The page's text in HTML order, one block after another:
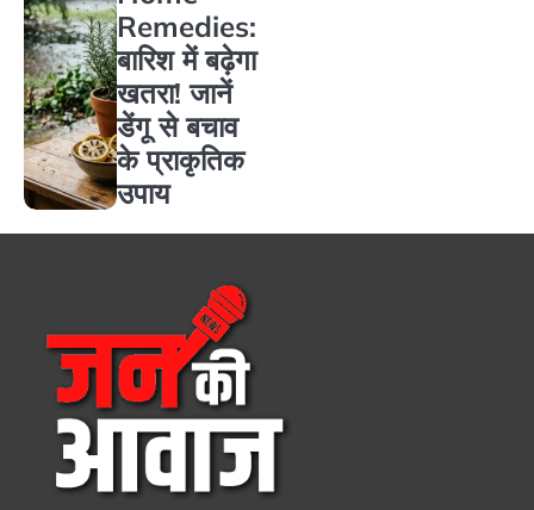
Remedies:
बारिश में बढ़ेगा
खतरा! जानें
डेंगू से बचाव
के प्राकृतिक
उपाय